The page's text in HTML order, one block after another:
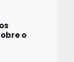
o